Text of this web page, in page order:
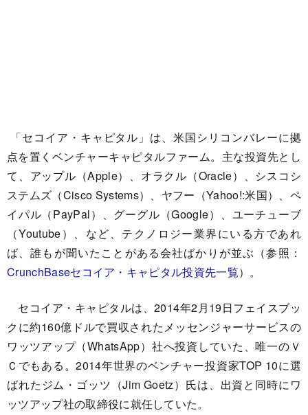
「セコイア・キャピタル」は、米国シリコンバレーに拠
点を置くベンチャーキャピタルファーム。主な投資先とし
て、アップル（Apple）、オラクル（Oracle）、シスコシ
ステムズ（Cisco Systems）、ヤフー（Yahoo!:米国）、ペ
イパル（PayPal）、グーグル（Google）、ユーチューブ
（Youtube）、など、テクノロジー業界にいる方であれ
ば、誰もが聞いたことがある会社ばかりが並ぶ（参照：
CrunchBaseセコイア・キャピタル投資先一覧）。
セコイア・キャピタルは、2014年2月19日フェイスブッ
クに約160億ドルで買収されたメッセンジャーサービスの
ワッツアップ（WhatsApp）社へ投資していた、唯一のＶ
Ｃでもある。2014年世界のベンチャー投資家TOP 10に選
ばれたジム・ゴッツ（Jim Goetz）氏は、出資と同時にワ
ッツアップ社の取締役に就任していた。